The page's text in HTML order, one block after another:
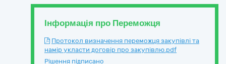
Інформація про Переможця
Протокол визначення переможця закупівлі та
намір укласти договір про закупівлю.pdf
Рішення підписано